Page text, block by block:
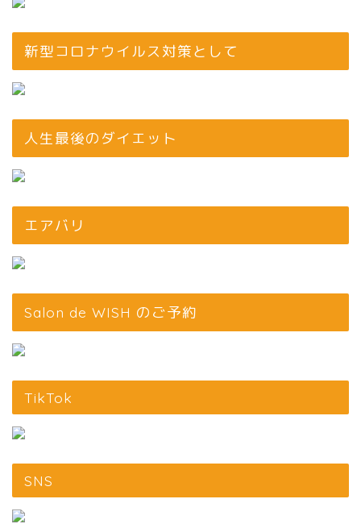
新型コロナウイルス対策として
人生最後のダイエット
エアバリ
Salon de WISH のご予約
TikTok
SNS